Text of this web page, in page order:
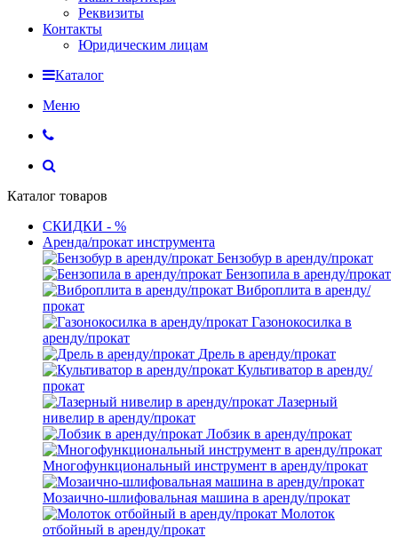
Реквизиты
Контакты
Юридическим лицам
Каталог
Меню
Каталог товаров
СКИДКИ - %
Аренда/прокат инструмента
Бензобур в аренду/прокат
Бензопила в аренду/прокат
Виброплита в аренду/
прокат
Газонокосилка в
аренду/прокат
Дрель в аренду/прокат
Культиватор в аренду/
прокат
Лазерный
нивелир в аренду/прокат
Лобзик в аренду/прокат
Многофункциональный инструмент в аренду/прокат
Мозаично-шлифовальная машина в аренду/прокат
Молоток
отбойный в аренду/прокат